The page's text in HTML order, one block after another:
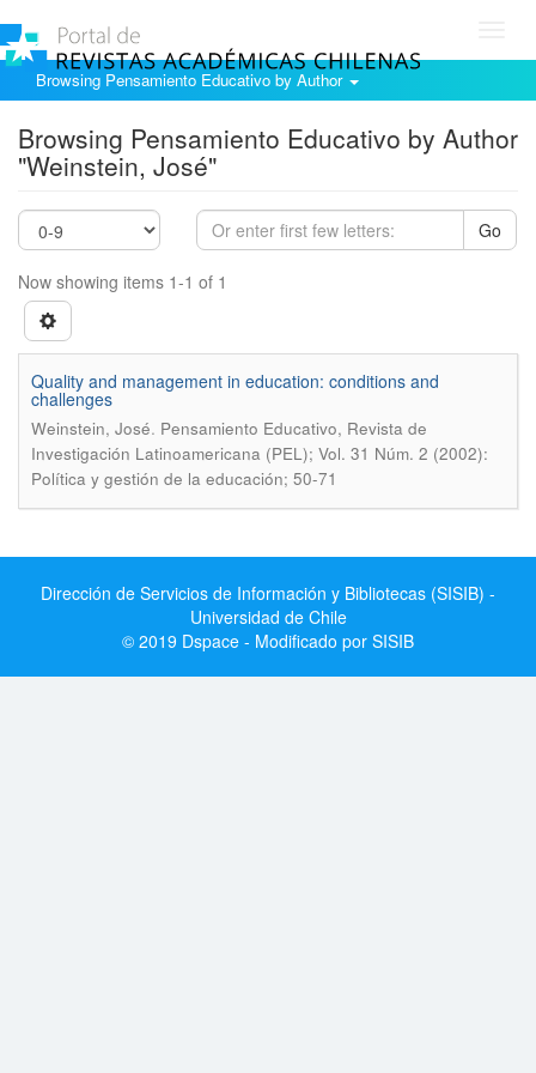
Browsing Pensamiento Educativo by Author
Browsing Pensamiento Educativo by Author
"Weinstein, José"
Go
Now showing items 1-1 of 1
Quality and management in education: conditions and
challenges
Weinstein, José. Pensamiento Educativo, Revista de
Investigación Latinoamericana (PEL); Vol. 31 Núm. 2 (2002):
Política y gestión de la educación; 50-71
Dirección de Servicios de Información y Bibliotecas (SISIB) -
Universidad de Chile
© 2019 Dspace - Modificado por SISIB